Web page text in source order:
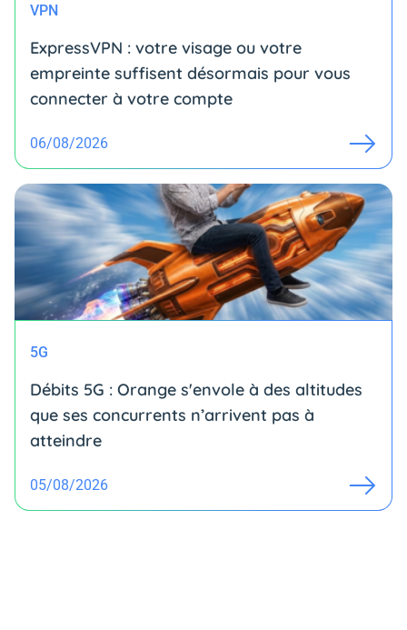
VPN
ExpressVPN : votre visage ou votre
empreinte suffisent désormais pour vous
connecter à votre compte
06/08/2026
5G
Débits 5G : Orange s'envole à des altitudes
que ses concurrents n’arrivent pas à
atteindre
05/08/2026